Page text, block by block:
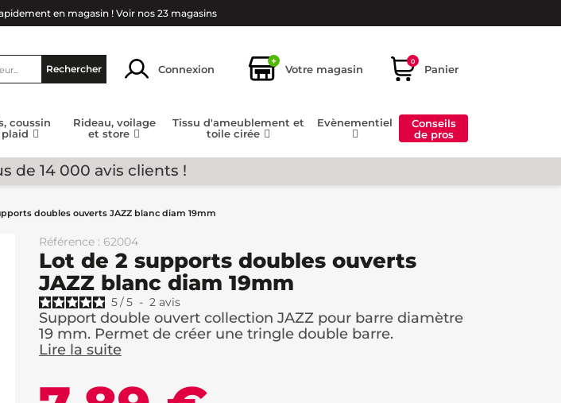
en magasin ! Voir nos 23 magasins
Rechercher Connexion
+
Votre magasin
0
Panier
coussin
Rideau, voilage
et store
Tissu d'ameublement et
toile cirée
Evènementiel
Conseils
de pros
de 14 000 avis clients !
doubles ouverts JAZZ blanc diam 19mm
Référence : 62004
Lot de 2 supports doubles ouverts
JAZZ blanc diam 19mm
5/5 - 2 avis
Support double ouvert collection JAZZ pour barre diamètre
19 mm. Permet de créer une tringle double barre.
Lire la suite